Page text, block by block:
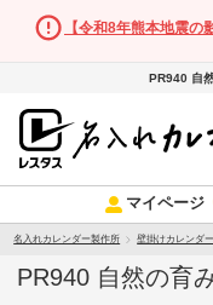
【令和8年熊本地震の
PR940 自
マイページ
名入れカレンダー製作所 壁掛けカレンダー
PR940 自然の育